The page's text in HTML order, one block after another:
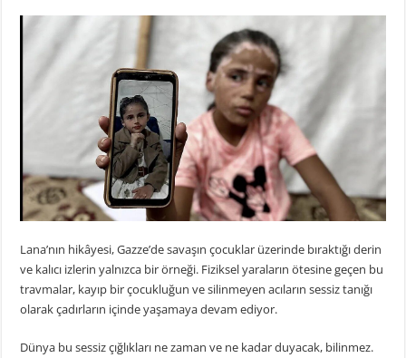
Lana’nın hikâyesi, Gazze’de savaşın çocuklar üzerinde bıraktığı derin
ve kalıcı izlerin yalnızca bir örneği. Fiziksel yaraların ötesine geçen bu
travmalar, kayıp bir çocukluğun ve silinmeyen acıların sessiz tanığı
olarak çadırların içinde yaşamaya devam ediyor.
Dünya bu sessiz çığlıkları ne zaman ve ne kadar duyacak, bilinmez.